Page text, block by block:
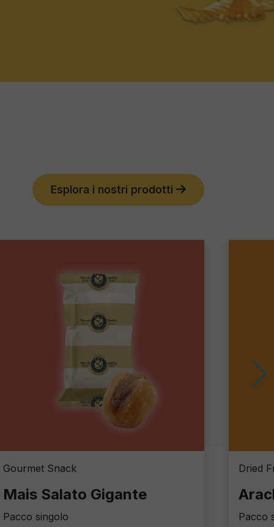
Esplora i nostri prodotti
Gourmet Snack
Mais Salato Gigante
Pacco singolo
Dried
Pacco